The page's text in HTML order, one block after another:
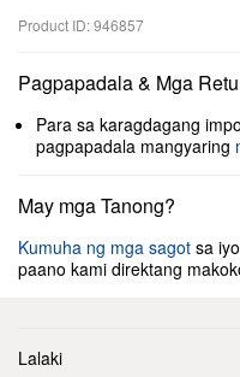
Product ID: 946857
Pagpapadala & Mga
Para sa karagdagang
pagpapadala mangyaring
May mga Tanong?
Kumuha ng mga sagot sa
paano kami direktang
Lalaki